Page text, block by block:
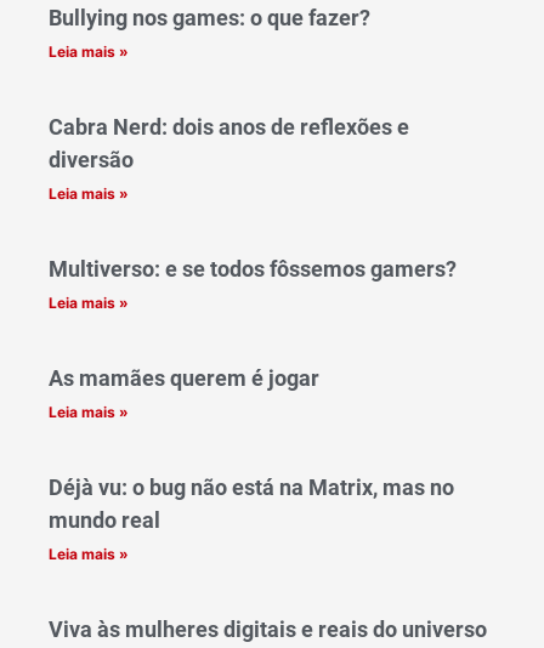
Bullying nos games: o que fazer?
Leia mais »
Cabra Nerd: dois anos de reflexões e
diversão
Leia mais »
Multiverso: e se todos fôssemos gamers?
Leia mais »
As mamães querem é jogar
Leia mais »
Déjà vu: o bug não está na Matrix, mas no
mundo real
Leia mais »
Viva às mulheres digitais e reais do universo